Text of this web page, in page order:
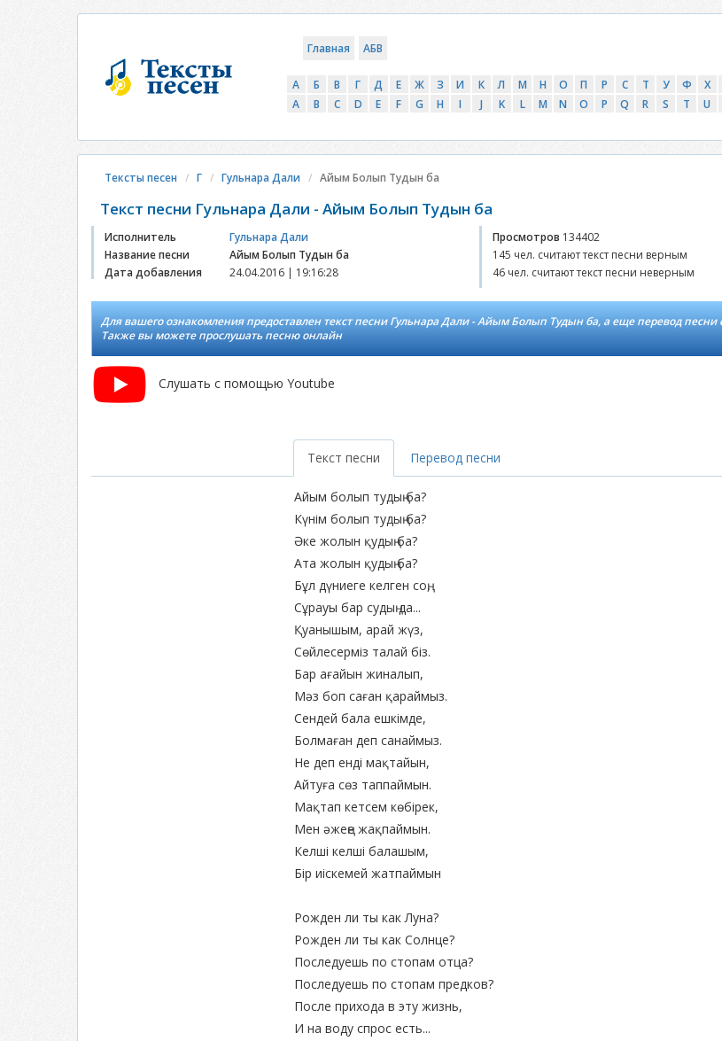
Главная АБВ
А Б В Г Д Е Ж З И К Л М Н О П Р С Т У Ф Х
A
B C D E F G H I J K L M N O P Q R S T U
Тексты песен Г Гульнара Дали Айым Болып Тудын ба
Текст песни Гульнара Дали - Айым Болып Тудын ба
Исполнитель
Гульнара Дали
Название песни
Айым Болып Тудын ба
Дата добавления
24.04.2016 | 19:16:28
Просмотров 134402
145 чел. считают текст песни верным
46 чел. считают текст песни неверным
Для вашего ознакомления предоставлен текст песни Гульнара Дали - Айым Болып Тудын ба, а еще перевод песни
Также вы можете прослушать песню онлайн
Слушать с помощью Youtube
Текст песни Перевод песни
Айым болып тудың ба?
Күнім болып тудың ба?
Әке жолын қудың ба?
Ата жолын қудың ба?
Бұл дүниеге келген соң,
Сұрауы бар судың да...
Қуанышым, арай жүз,
Сөйлесерміз талай біз.
Бар ағайын жиналып,
Мәз боп саған қараймыз.
Сендей бала ешкімде,
Болмаған деп санаймыз.
Не деп енді мақтайын,
Айтуға сөз таппаймын.
Мақтап кетсем көбірек,
Мен әжеңе жақпаймын.
Келші келші балашым,
Бір иіскемей жатпаймын
Рожден ли ты как Луна?
Рожден ли ты как Солнце?
Последуешь по стопам отца?
Последуешь по стопам предков?
После прихода в эту жизнь,
И на воду спрос есть...